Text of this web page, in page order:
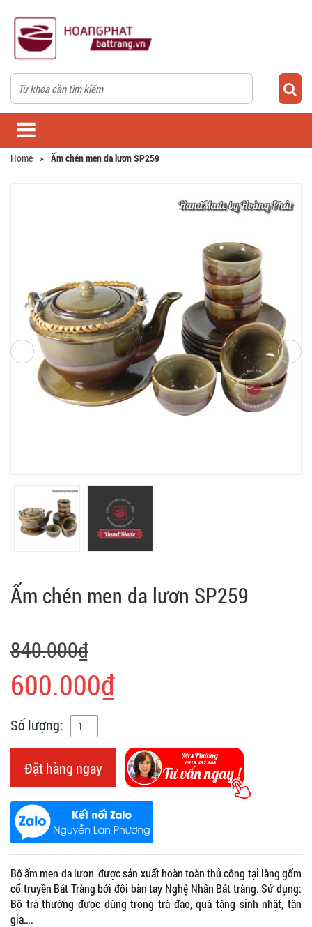
Home » Ấm chén men da lươn SP259
Ấm chén men da lươn SP259
840.000₫
600.000₫
Số lượng:
Đặt hàng ngay
Bộ ấm men da lươn được sản xuất hoàn toàn thủ công tại làng gốm
cổ truyền Bát Tràng bởi đôi bàn tay Nghệ Nhân Bát tràng. Sử dụng:
Bộ trà thường được dùng trong trà đạo, quà tặng sinh nhật, tân
gia….